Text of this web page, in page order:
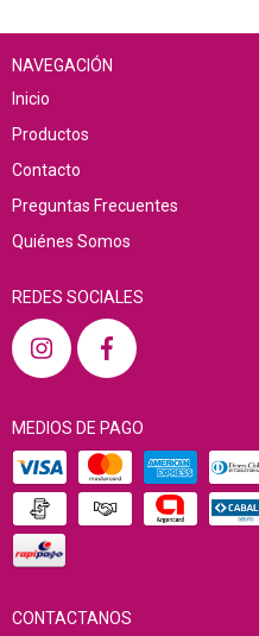
NAVEGACIÓN
Inicio
Productos
Contacto
Preguntas Frecuentes
Quiénes Somos
REDES SOCIALES
MEDIOS DE PAGO
CONTACTANOS